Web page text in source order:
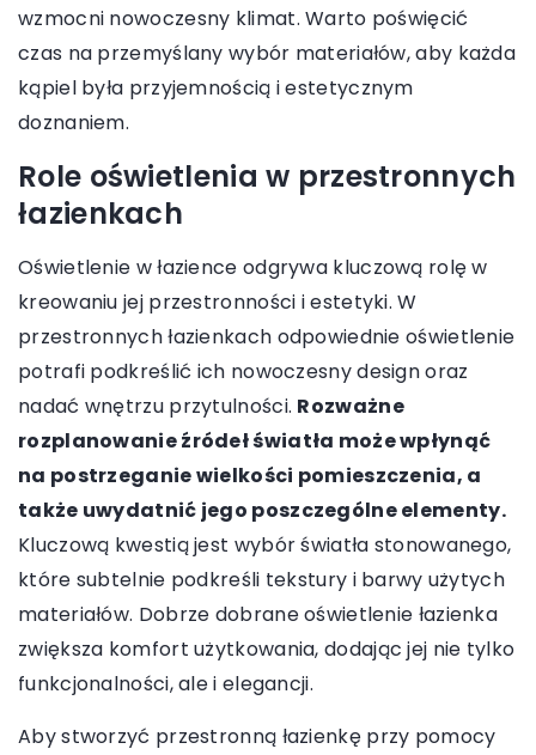
wzmocni nowoczesny klimat. Warto poświęcić
czas na przemyślany wybór materiałów, aby każda
kąpiel była przyjemnością i estetycznym
doznaniem.
Role oświetlenia w przestronnych
łazienkach
Oświetlenie w łazience odgrywa kluczową rolę w
kreowaniu jej przestronności i estetyki. W
przestronnych łazienkach odpowiednie oświetlenie
potrafi podkreślić ich nowoczesny design oraz
nadać wnętrzu przytulności. Rozważne
rozplanowanie źródeł światła może wpłynąć
na postrzeganie wielkości pomieszczenia, a
także uwydatnić jego poszczególne elementy.
Kluczową kwestią jest wybór światła stonowanego,
które subtelnie podkreśli tekstury i barwy użytych
materiałów. Dobrze dobrane oświetlenie łazienka
zwiększa komfort użytkowania, dodając jej nie tylko
funkcjonalności, ale i elegancji.
Aby stworzyć przestronną łazienkę przy pomocy